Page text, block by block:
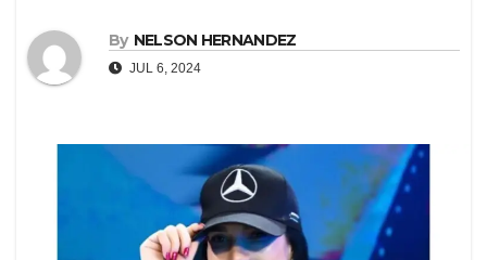
By NELSON HERNANDEZ
JUL 6, 2024